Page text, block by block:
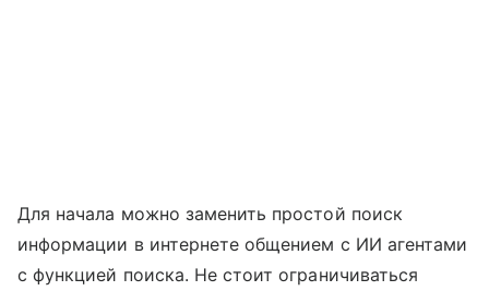
Для начала можно заменить простой поиск
информации в интернете общением с ИИ агентами
с функцией поиска. Не стоит ограничиваться